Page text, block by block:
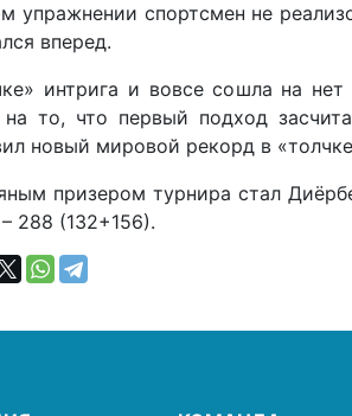
упражнении спортсмен не
вперед.
интрига и вовсе сошла на
то, что первый подход
новый мировой рекорд в
призером турнира стал
288 (132+156).